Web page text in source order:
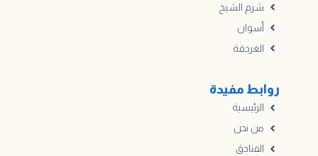
روابط مفيدة
الرئيسية
من نحن
الفنادق
شرم الشيخ
أسوان
الغردقة